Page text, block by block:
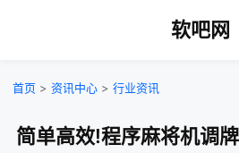
软吧网
首页 > 资讯中心 > 行业资讯
简单高效!程序麻将机调